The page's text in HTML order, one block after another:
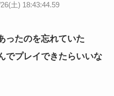
土) 18:43:44.59
ったのを忘れていた
でプレイできたらいいな